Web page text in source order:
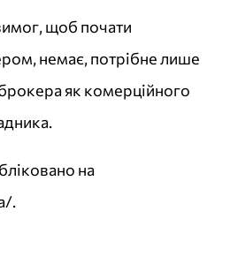
щоб почати
немає, потрібне лише
як комерційного
на
.